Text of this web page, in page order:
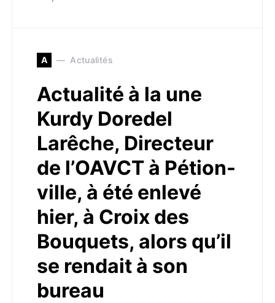
A Actualités
Actualité à la une
Kurdy Doredel
Larêche, Directeur
de l’OAVCT à Pétion-
ville, à été enlevé
hier, à Croix des
Bouquets, alors qu’il
se rendait à son
bureau